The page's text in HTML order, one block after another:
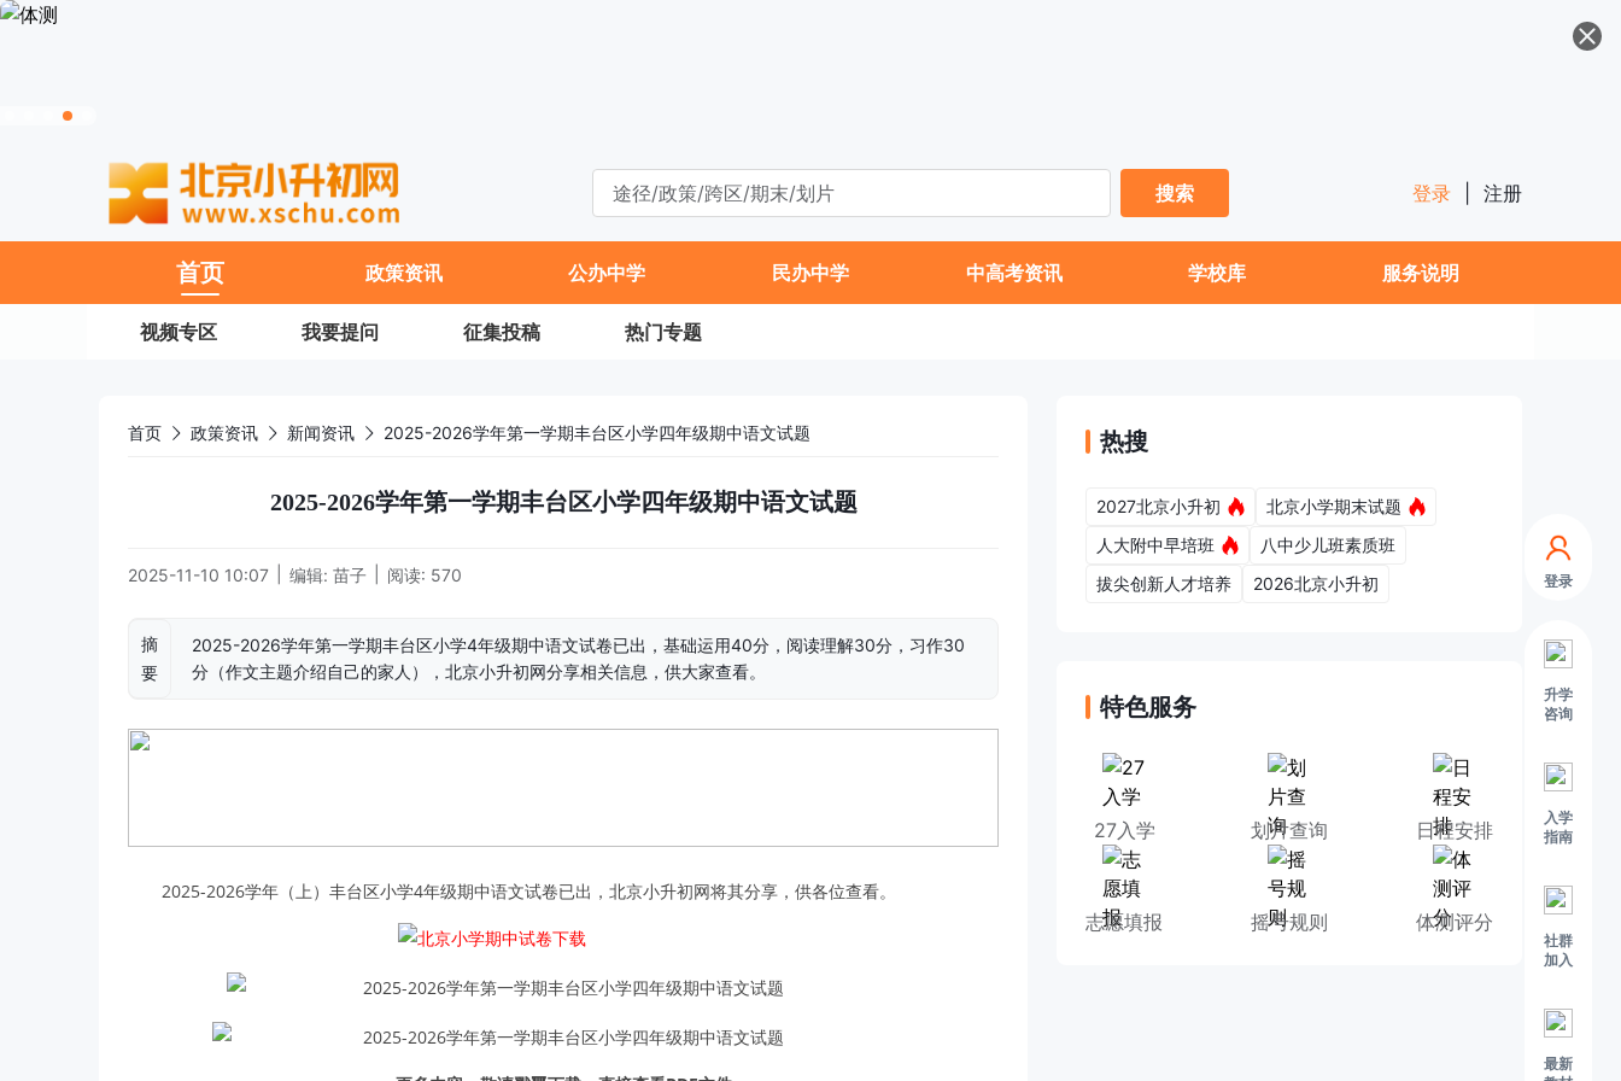
登录
升学
咨询
入学
指南
社群
加入
最新
搜索
登录 注册
首页 政策资讯 公办中学 民办中学 中高考资讯 学校库 服务说明
视频专区 我要提问 征集投稿 热门专题
首页 政策资讯 新闻资讯 2025-2026学年第一学期丰台区小学四年级期中语文试题
2025-2026学年第一学期丰台区小学四年级期中语文试题
2025-11-10 10:07 编辑: 苗子 阅读: 570
摘
要
2025-2026学年第一学期丰台区小学4年级期中语文试卷已出，基础运用40分，阅读理解30分，习作30
分（作文主题介绍自己的家人），北京小升初网分享相关信息，供大家查看。
2025-2026学年（上）丰台区小学4年级期中语文试卷已出，北京小升初网将其分享，供各位查看。
热搜
2027北京小升初
北京小学期末试题
人大附中早培班
八中少儿班素质班
拔尖创新人才培养
2026北京小升初
特色服务
27入学 划片查询 日程安排
志愿填报 摇号规则 体测评分